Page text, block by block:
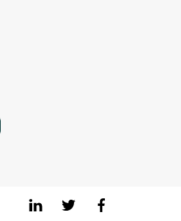
LinkedIn Twitter